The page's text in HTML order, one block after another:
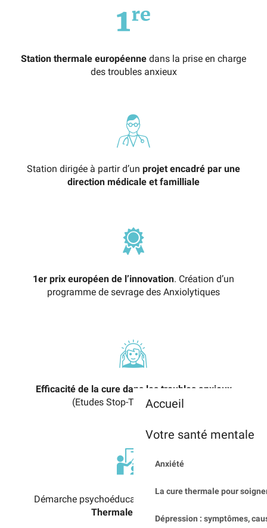
Accueil
Votre santé mentale
Anxiété
La cure thermale pour
Dépression : symptômes,
Station thermale européenne dans la prise en charge
des troubles anxieux
Station dirigée à partir d’un projet encadré par une
direction médicale et familliale
1er prix européen de l’innovation. Création d’un
programme de sevrage des Anxiolytiques
Efficacité de la cure dans les troubles anxieux
(Etudes Stop-Tag et SPECTh)
Démarche psychoéducation assurée par
l’Ecole
Thermale du Stress